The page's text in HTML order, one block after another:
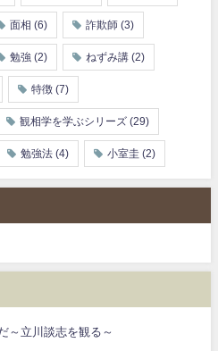
面相 (6) 詐欺師 (3)
勉強 (2) ねずみ講 (2)
特徴 (7)
観相学を学ぶシリーズ (29)
勉強法 (4) 小室圭 (2)
～立川談志を観る～